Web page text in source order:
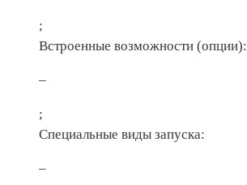
;
Встроенные возможности (опции):
–
;
Специальные виды запуска:
–